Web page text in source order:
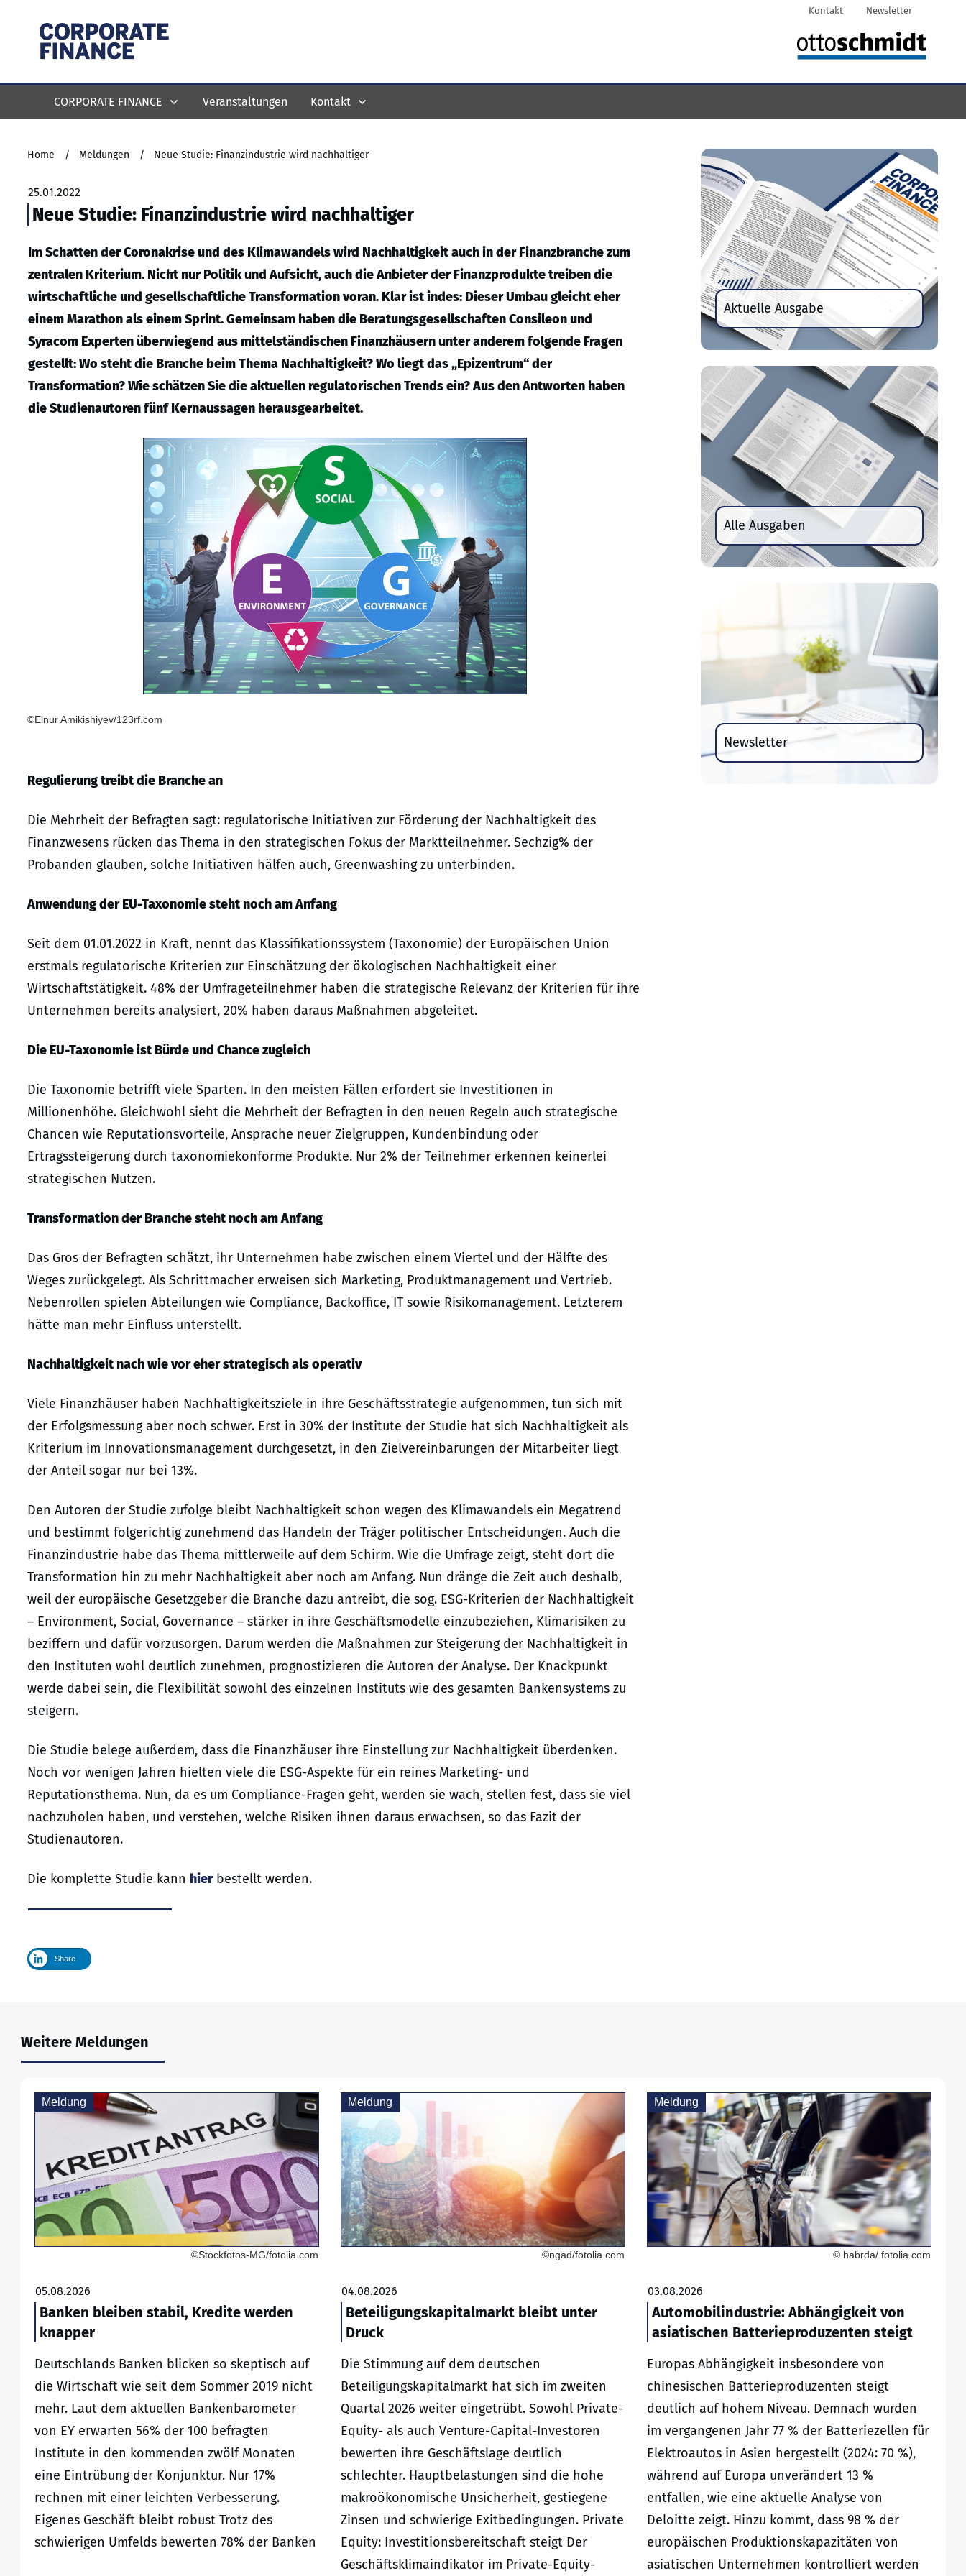
Kontakt Newsletter
CORPORATE FINANCE Veranstaltungen Kontakt
Home / Meldungen / Neue Studie: Finanzindustrie wird nachhaltiger
25.01.2022
Neue Studie: Finanzindustrie wird nachhaltiger
Im Schatten der Coronakrise und des Klimawandels wird Nachhaltigkeit auch in der Finanzbranche zum
zentralen Kriterium. Nicht nur Politik und Aufsicht, auch die Anbieter der Finanzprodukte treiben die
wirtschaftliche und gesellschaftliche Transformation voran. Klar ist indes: Dieser Umbau gleicht eher
einem Marathon als einem Sprint. Gemeinsam haben die Beratungsgesellschaften Consileon und
Syracom Experten überwiegend aus mittelständischen Finanzhäusern unter anderem folgende Fragen
gestellt: Wo steht die Branche beim Thema Nachhaltigkeit? Wo liegt das „Epizentrum“ der
Transformation? Wie schätzen Sie die aktuellen regulatorischen Trends ein? Aus den Antworten haben
die Studienautoren fünf Kernaussagen herausgearbeitet.
©Elnur Amikishiyev/123rf.com
Regulierung treibt die Branche an
Die Mehrheit der Befragten sagt: regulatorische Initiativen zur Förderung der Nachhaltigkeit des
Finanzwesens rücken das Thema in den strategischen Fokus der Marktteilnehmer. Sechzig% der
Probanden glauben, solche Initiativen hälfen auch, Greenwashing zu unterbinden.
Anwendung der EU-Taxonomie steht noch am Anfang
Seit dem 01.01.2022 in Kraft, nennt das Klassifikationssystem (Taxonomie) der Europäischen Union
erstmals regulatorische Kriterien zur Einschätzung der ökologischen Nachhaltigkeit einer
Wirtschaftstätigkeit. 48% der Umfrageteilnehmer haben die strategische Relevanz der Kriterien für ihre
Unternehmen bereits analysiert, 20% haben daraus Maßnahmen abgeleitet.
Die EU-Taxonomie ist Bürde und Chance zugleich
Die Taxonomie betrifft viele Sparten. In den meisten Fällen erfordert sie Investitionen in
Millionenhöhe. Gleichwohl sieht die Mehrheit der Befragten in den neuen Regeln auch strategische
Chancen wie Reputationsvorteile, Ansprache neuer Zielgruppen, Kundenbindung oder
Ertragssteigerung durch taxonomiekonforme Produkte. Nur 2% der Teilnehmer erkennen keinerlei
strategischen Nutzen.
Transformation der Branche steht noch am Anfang
Das Gros der Befragten schätzt, ihr Unternehmen habe zwischen einem Viertel und der Hälfte des
Weges zurückgelegt. Als Schrittmacher erweisen sich Marketing, Produktmanagement und Vertrieb.
Nebenrollen spielen Abteilungen wie Compliance, Backoffice, IT sowie Risikomanagement. Letzterem
hätte man mehr Einfluss unterstellt.
Nachhaltigkeit nach wie vor eher strategisch als operativ
Viele Finanzhäuser haben Nachhaltigkeitsziele in ihre Geschäftsstrategie aufgenommen, tun sich mit
der Erfolgsmessung aber noch schwer. Erst in 30% der Institute der Studie hat sich Nachhaltigkeit als
Kriterium im Innovationsmanagement durchgesetzt, in den Zielvereinbarungen der Mitarbeiter liegt
der Anteil sogar nur bei 13%.
Den Autoren der Studie zufolge bleibt Nachhaltigkeit schon wegen des Klimawandels ein Megatrend
und bestimmt folgerichtig zunehmend das Handeln der Träger politischer Entscheidungen. Auch die
Finanzindustrie habe das Thema mittlerweile auf dem Schirm. Wie die Umfrage zeigt, steht dort die
Transformation hin zu mehr Nachhaltigkeit aber noch am Anfang. Nun dränge die Zeit auch deshalb,
weil der europäische Gesetzgeber die Branche dazu antreibt, die sog. ESG-Kriterien der Nachhaltigkeit
– Environment, Social, Governance – stärker in ihre Geschäftsmodelle einzubeziehen, Klimarisiken zu
beziffern und dafür vorzusorgen. Darum werden die Maßnahmen zur Steigerung der Nachhaltigkeit in
den Instituten wohl deutlich zunehmen, prognostizieren die Autoren der Analyse. Der Knackpunkt
werde dabei sein, die Flexibilität sowohl des einzelnen Instituts wie des gesamten Bankensystems zu
steigern.
Die Studie belege außerdem, dass die Finanzhäuser ihre Einstellung zur Nachhaltigkeit überdenken.
Noch vor wenigen Jahren hielten viele die ESG-Aspekte für ein reines Marketing- und
Reputationsthema. Nun, da es um Compliance-Fragen geht, werden sie wach, stellen fest, dass sie viel
nachzuholen haben, und verstehen, welche Risiken ihnen daraus erwachsen, so das Fazit der
Studienautoren.
Die komplette Studie kann hierbestellt werden.
Share
Aktuelle Ausgabe
Alle Ausgaben
Newsletter
Weitere Meldungen
Meldung
©Stockfotos-MG/fotolia.com
05.08.2026
Banken bleiben stabil, Kredite werden
knapper
Deutschlands Banken blicken so skeptisch auf
die Wirtschaft wie seit dem Sommer 2019 nicht
mehr. Laut dem aktuellen Bankenbarometer
von EY erwarten 56% der 100 befragten
Institute in den kommenden zwölf Monaten
eine Eintrübung der Konjunktur. Nur 17%
rechnen mit einer leichten Verbesserung.
Eigenes Geschäft bleibt robust Trotz des
schwierigen Umfelds bewerten 78% der Banken
Meldung
©ngad/fotolia.com
04.08.2026
Beteiligungskapitalmarkt bleibt unter
Druck
Die Stimmung auf dem deutschen
Beteiligungskapitalmarkt hat sich im zweiten
Quartal 2026 weiter eingetrübt. Sowohl Private-
Equity- als auch Venture-Capital-Investoren
bewerten ihre Geschäftslage deutlich
schlechter. Hauptbelastungen sind die hohe
makroökonomische Unsicherheit, gestiegene
Zinsen und schwierige Exitbedingungen. Private
Equity: Investitionsbereitschaft steigt Der
Geschäftsklimaindikator im Private-Equity-
Meldung
© habrda/ fotolia.com
03.08.2026
Automobilindustrie: Abhängigkeit von
asiatischen Batterieproduzenten steigt
Europas Abhängigkeit insbesondere von
chinesischen Batterieproduzenten steigt
deutlich auf hohem Niveau. Demnach wurden
im vergangenen Jahr 77 % der Batteriezellen für
Elektroautos in Asien hergestellt (2024: 70 %),
während auf Europa unverändert 13 %
entfallen, wie eine aktuelle Analyse von
Deloitte zeigt. Hinzu kommt, dass 98 % der
europäischen Produktionskapazitäten von
asiatischen Unternehmen kontrolliert werden